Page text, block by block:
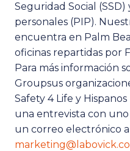
Seguridad Social (SSD)
personales (PIP).
encuentra en Palm
oficinas repartidas por
Para más información
Groupsus
Safety 4 Life y
una entrevista con uno
un correo electrónico a